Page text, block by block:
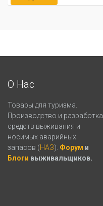
О Нас
Товары для туризма.
Производство и разработка
средств выживания и
носимых аварийных
запасов (НАЗ). Форум и
Блоги выживальщиков.